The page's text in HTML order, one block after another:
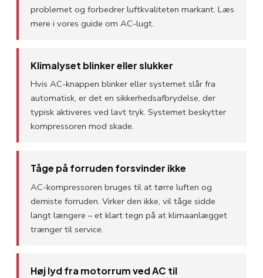
problemet og forbedrer luftkvaliteten markant. Læs
mere i vores guide om AC-lugt.
Klimalyset blinker eller slukker
Hvis AC-knappen blinker eller systemet slår fra
automatisk, er det en sikkerhedsafbrydelse, der
typisk aktiveres ved lavt tryk. Systemet beskytter
kompressoren mod skade.
Tåge på forruden forsvinder ikke
AC-kompressoren bruges til at tørre luften og
demiste forruden. Virker den ikke, vil tåge sidde
langt længere – et klart tegn på at klimaanlægget
trænger til service.
Høj lyd fra motorrum ved AC til